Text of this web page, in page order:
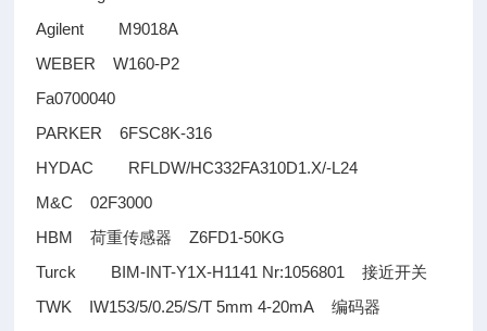
Agilent M9018A
WEBER W160-P2
Fa0700040
PARKER 6FSC8K-316
HYDAC RFLDW/HC332FA310D1.X/-L24
M&C 02F3000
HBM荷重传感器
Z6FD1-50KG
Turck BIM-INT-Y1X-H1141 Nr:1056801接近开关
TWK IW153/5/0.25/S/T 5mm 4-20mA编码器